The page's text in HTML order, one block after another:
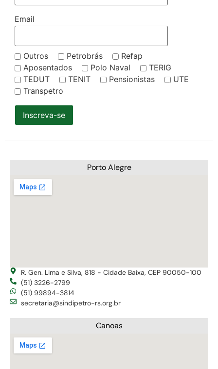
Email
Outros Petrobrás
Refap
Aposentados
Polo Naval
TERIG
TEDUT
TENIT Pensionistas
UTE
Transpetro
Inscreva-se
Porto Alegre
R. Gen. Lima e Silva, 818 - Cidade Baixa, CEP 90050-100
(51) 3226-2799
(51) 99894-3814
secretaria@sindipetro-rs.org.br
Canoas